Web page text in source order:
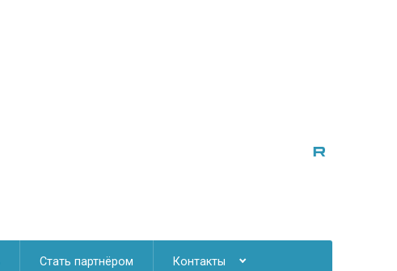
Стать партнёром Контакты